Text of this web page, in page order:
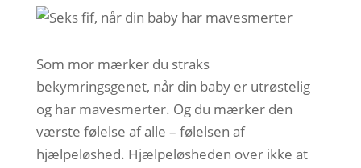
Som mor mærker du straks
bekymringsgenet, når din baby er utrøstelig
og har mavesmerter. Og du mærker den
værste følelse af alle – følelsen af
hjælpeløshed. Hjælpeløsheden over ikke at